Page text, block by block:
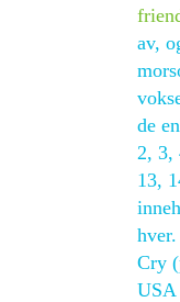
av,
de
2, 3,
13,
Cry
USA